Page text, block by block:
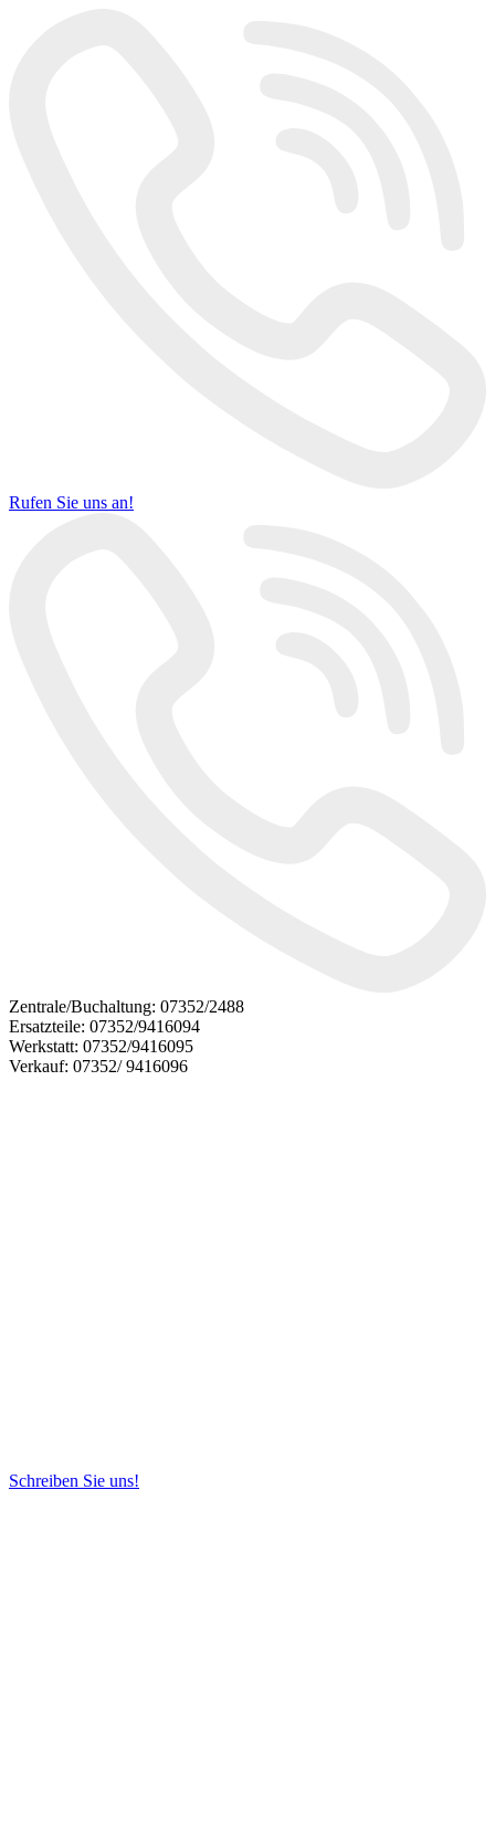
Rufen Sie uns an!
Zentrale/Buchaltung: 07352/2488
Ersatzteile: 07352/9416094
Werkstatt: 07352/9416095
Verkauf: 07352/ 9416096
Schreiben Sie uns!